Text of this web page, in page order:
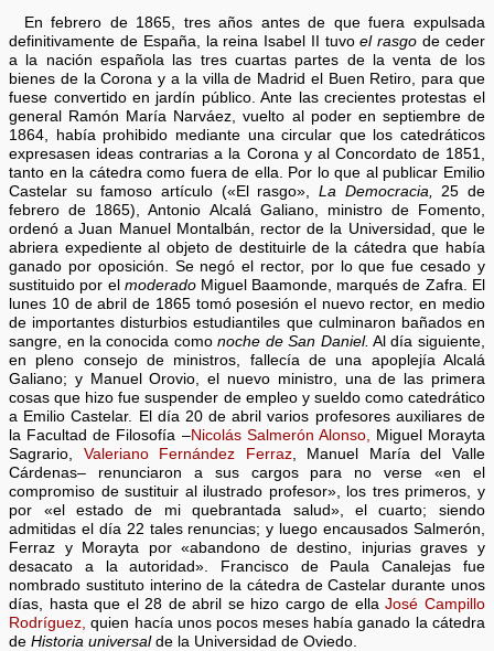
En febrero de 1865, tres años antes de que fuera expulsada
definitivamente de España, la reina Isabel II tuvoel rasgo de ceder
a la nación española las tres cuartas partes de la venta de los
bienes de la Corona y a la villa de Madrid el Buen Retiro, para que
fuese convertido en jardín público. Ante las crecientes protestas el
general Ramón María Narváez, vuelto al poder en septiembre de
1864, había prohibido mediante una circular que los catedráticos
expresasen ideas contrarias a la Corona y al Concordato de 1851,
tanto en la cátedra como fuera de ella. Por lo que al publicar Emilio
Castelar su famoso artículo («El rasgo», La Democracia,
25 de
febrero de 1865), Antonio Alcalá Galiano, ministro de Fomento,
ordenó a Juan Manuel Montalbán, rector de la Universidad, que le
abriera expediente al objeto de destituirle de la cátedra que había
ganado por oposición. Se negó el rector, por lo que fue cesado y
sustituido por el moderadoMiguel Baamonde, marqués de Zafra. El
lunes 10 de abril de 1865 tomó posesión el nuevo rector, en medio
de importantes disturbios estudiantiles que culminaron bañados en
sangre, en la conocida comonoche de San Daniel. Al día siguiente,
en pleno consejo de ministros, fallecía de una apoplejía Alcalá
Galiano; y Manuel Orovio, el nuevo ministro, una de las primera
cosas que hizo fue suspender de empleo y sueldo como catedrático
a Emilio Castelar. El día 20 de abril varios profesores auxiliares de
la Facultad de Filosofía –Nicolás Salmerón Alonso,
Miguel Morayta
Sagrario, Valeriano Fernández Ferraz, Manuel María del Valle
Cárdenas– renunciaron a sus cargos para no verse «en el
compromiso de sustituir al ilustrado profesor», los tres primeros, y
por «el estado de mi quebrantada salud», el cuarto; siendo
admitidas el día 22 tales renuncias; y luego encausados Salmerón,
Ferraz y Morayta por «abandono de destino, injurias graves y
desacato a la autoridad». Francisco de Paula Canalejas fue
nombrado sustituto interino de la cátedra de Castelar durante unos
días, hasta que el 28 de abril se hizo cargo de ellaJosé Campillo
Rodríguez, quien hacía unos pocos meses había ganado la cátedra
deHistoria universalde la Universidad de Oviedo.